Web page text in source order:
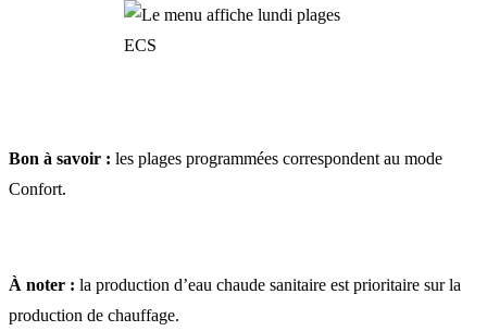
Bon à savoir : les plages programmées correspondent au mode
Confort.
À noter : la production d’eau chaude sanitaire est prioritaire sur la
production de chauffage.